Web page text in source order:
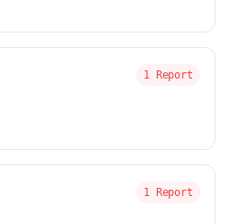
1 Report
1 Report